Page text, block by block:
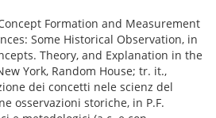
Formation and Measurement
Some Historical Observation, in
Theory, and Explanation in the
York, Random House; tr. it.,
dei concetti nele scienz del
osservazioni storiche, in P.F.